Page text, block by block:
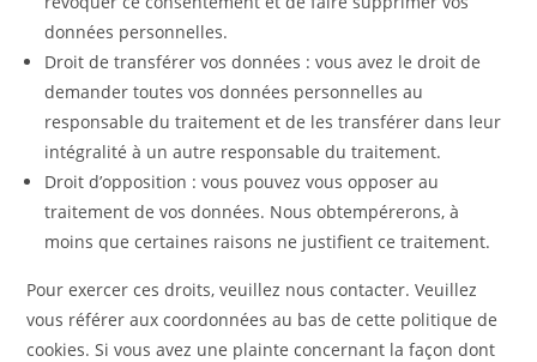
données personnelles.
Droit de transférer vos données : vous avez le droit de
demander toutes vos données personnelles au
responsable du traitement et de les transférer dans leur
intégralité à un autre responsable du traitement.
Droit d’opposition : vous pouvez vous opposer au
traitement de vos données. Nous obtempérerons, à
moins que certaines raisons ne justifient ce traitement.
Pour exercer ces droits, veuillez nous contacter. Veuillez
vous référer aux coordonnées au bas de cette politique de
cookies. Si vous avez une plainte concernant la façon dont